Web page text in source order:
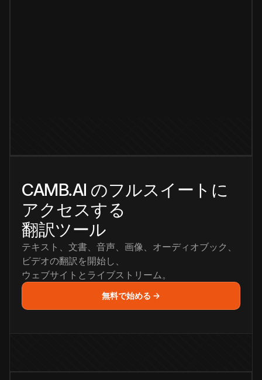
CAMB.AI のフルスイートに
アクセスする
翻訳ツール
テキスト、文書、音声、画像、オーディオブック、
ビデオの翻訳を開始し、
ウェブサイトとライブストリーム。
無料で始める →